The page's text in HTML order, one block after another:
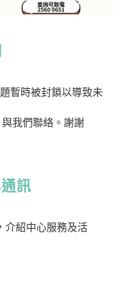
暫時被封鎖以導致未
我們聯絡。謝謝
訊
介紹中心服務及活